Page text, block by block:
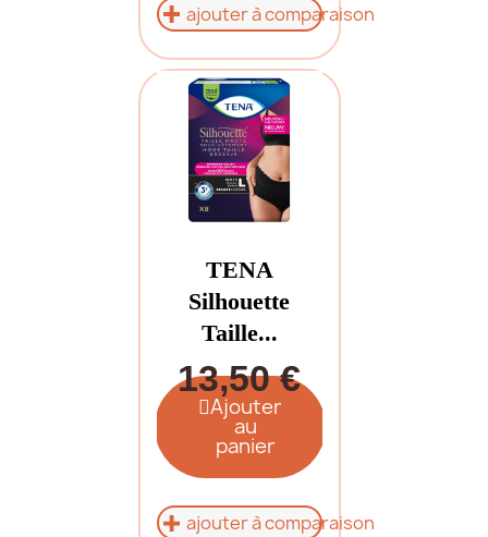
ajouter à comparaison
TENA
Silhouette
Taille...
13,50 €
Ajouter
au
panier
ajouter à comparaison